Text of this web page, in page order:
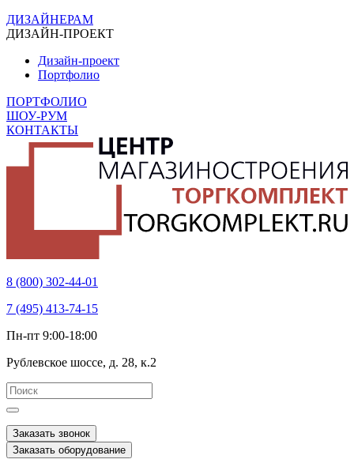
ДИЗАЙНЕРАМ
ДИЗАЙН-ПРОЕКТ
Дизайн-проект
Портфолио
ПОРТФОЛИО
ШОУ-РУМ
КОНТАКТЫ
8 (800) 302-44-01
7 (495) 413-74-15
Пн-пт 9:00-18:00
Рублевское шоссе, д. 28, к.2
Заказать звонок
Заказать оборудование